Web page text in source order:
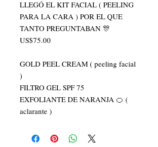
LLEGÓ EL KIT FACIAL ( PEELING
PARA LA CARA ) POR EL QUE
TANTO PREGUNTABAN 🎊
US$75.00
GOLD PEEL CREAM ( peeling facial
)
FILTRO GEL SPF 75
EXFOLIANTE DE NARANJA 🍊 (
aclarante )